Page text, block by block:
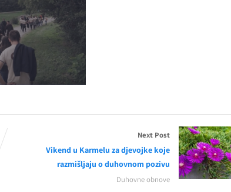
Next Post
Vikend u Karmelu za djevojke koje
razmišljaju o duhovnom pozivu
Duhovne obnove